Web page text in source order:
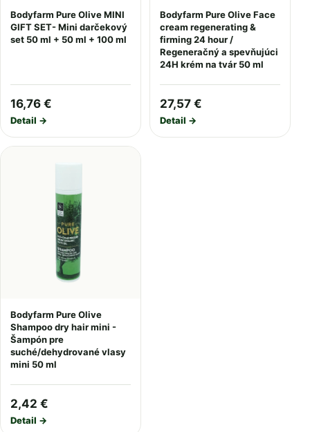
Bodyfarm Pure Olive MINI
GIFT SET- Mini darčekový
set 50 ml + 50 ml + 100 ml
16,76 €
Detail →
Bodyfarm Pure Olive Face
cream regenerating &
firming 24 hour /
Regeneračný a spevňujúci
24H krém na tvár 50 ml
27,57 €
Detail →
Bodyfarm Pure Olive
Shampoo dry hair mini -
Šampón pre
suché/dehydrované vlasy
mini 50 ml
2,42 €
Detail →